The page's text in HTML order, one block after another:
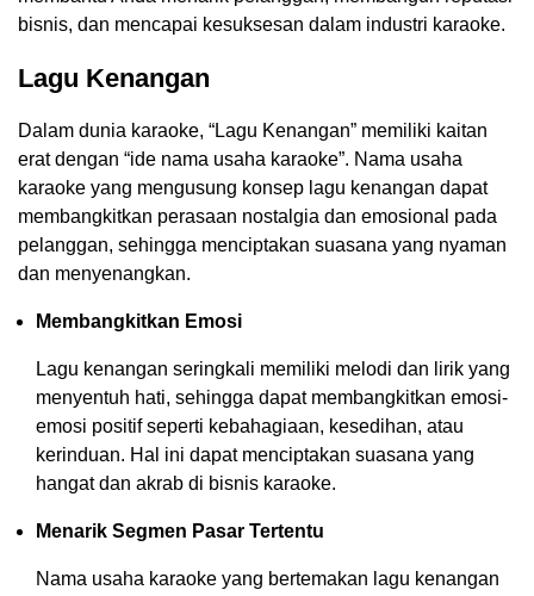
bisnis, dan mencapai kesuksesan dalam industri karaoke.
Lagu Kenangan
Dalam dunia karaoke, “Lagu Kenangan” memiliki kaitan
erat dengan “ide nama usaha karaoke”. Nama usaha
karaoke yang mengusung konsep lagu kenangan dapat
membangkitkan perasaan nostalgia dan emosional pada
pelanggan, sehingga menciptakan suasana yang nyaman
dan menyenangkan.
Membangkitkan Emosi
Lagu kenangan seringkali memiliki melodi dan lirik yang
menyentuh hati, sehingga dapat membangkitkan emosi-
emosi positif seperti kebahagiaan, kesedihan, atau
kerinduan. Hal ini dapat menciptakan suasana yang
hangat dan akrab di bisnis karaoke.
Menarik Segmen Pasar Tertentu
Nama usaha karaoke yang bertemakan lagu kenangan